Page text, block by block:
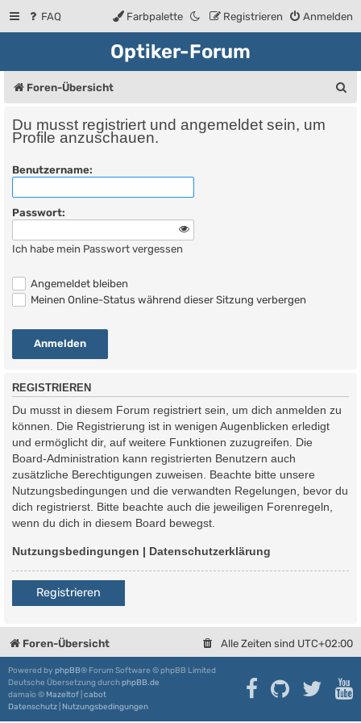
FAQ Anmelden
Registrieren
Farbpalette
Optiker-Forum
Foren-Übersicht
Du musst registriert und angemeldet sein, um
Profile anzuschauen.
Benutzername:
Passwort:
Ich habe mein Passwort vergessen
Angemeldet bleiben
Meinen Online-Status während dieser Sitzung verbergen
REGISTRIEREN
Du musst in diesem Forum registriert sein, um dich anmelden zu
können. Die Registrierung ist in wenigen Augenblicken erledigt
und ermöglicht dir, auf weitere Funktionen zuzugreifen. Die
Board-Administration kann registrierten Benutzern auch
zusätzliche Berechtigungen zuweisen. Beachte bitte unsere
Nutzungsbedingungen und die verwandten Regelungen, bevor du
dich registrierst. Bitte beachte auch die jeweiligen Forenregeln,
wenn du dich in diesem Board bewegst.
Nutzungsbedingungen | Datenschutzerklärung
Registrieren
Foren-Übersicht Alle Zeiten sind UTC+02:00
Powered by phpBB® Forum Software © phpBB Limited
Deutsche Übersetzung durchphpBB.de
damaïo © Mazeltof cabot
Datenschutz Nutzungsbedingungen